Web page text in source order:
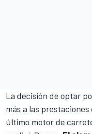
La decisión de optar
más a las
último motor de